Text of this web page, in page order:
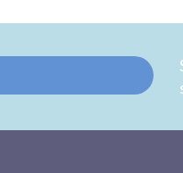
Twitter
Facebook